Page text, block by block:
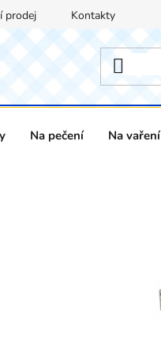
prodej Kontakty
Na pečení Na vaření